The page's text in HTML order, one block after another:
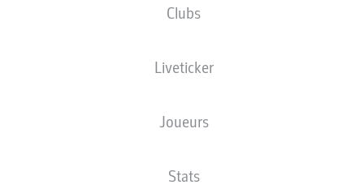
Clubs
Liveticker
Joueurs
Stats
LES ONZE DE DÉPART